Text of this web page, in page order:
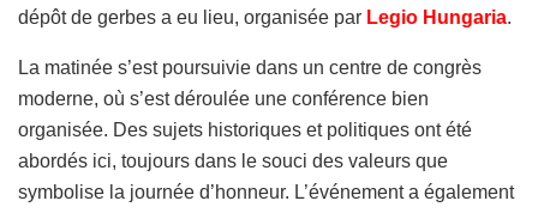
dépôt de gerbes a eu lieu, organisée par Legio Hungaria.
La matinée s’est poursuivie dans un centre de congrès
moderne, où s’est déroulée une conférence bien
organisée. Des sujets historiques et politiques ont été
abordés ici, toujours dans le souci des valeurs que
symbolise la journée d’honneur. L’événement a également